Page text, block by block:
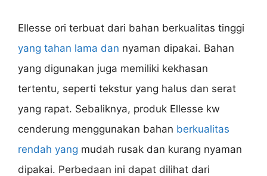
Ellesse ori terbuat dari bahan berkualitas tinggi
yang tahan lama dan nyaman dipakai. Bahan
yang digunakan juga memiliki kekhasan
tertentu, seperti tekstur yang halus dan serat
yang rapat. Sebaliknya, produk Ellesse kw
cenderung menggunakan bahan berkualitas
rendah yang mudah rusak dan kurang nyaman
dipakai. Perbedaan ini dapat dilihat dari